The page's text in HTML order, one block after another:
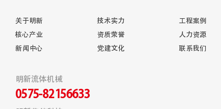
关于明新
核心产业
新闻中心
技术实力
资质荣誉
党建文化
工程案例
人力资源
联系我们
明新流体机械
0575-82156633